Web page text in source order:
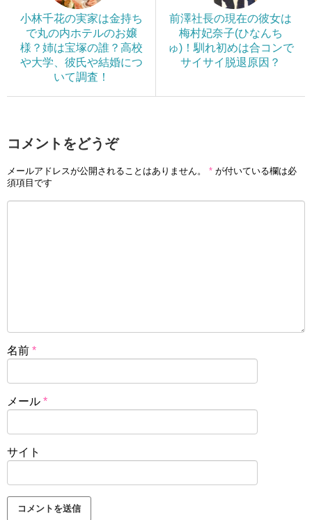
小林千花の実家は金持ち
で丸の内ホテルのお嬢
様？姉は宝塚の誰？高校
や大学、彼氏や結婚につ
いて調査！
前澤社長の現在の彼女は
梅村妃奈子(ひなんち
ゅ)！馴れ初めは合コンで
サイサイ脱退原因？
コメントをどうぞ
メールアドレスが公開されることはありません。 * が付いている欄は必
須項目です
名前 *
メール *
サイト